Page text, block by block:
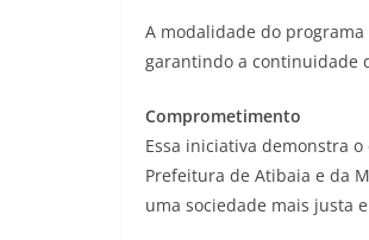
A modalidade do
garantindo a continuidade
Comprometimento
Essa iniciativa demonstra o
Prefeitura de Atibaia e da
uma sociedade mais justa